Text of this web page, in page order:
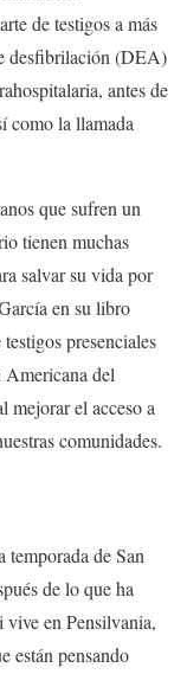
de testigos a más
desfibrilación (DEA)
antes de
como la llamada
que sufren un
tienen muchas
salvar su vida por
en su libro
presenciales
Americana del
mejorar el acceso a
comunidades.
temporada de San
de lo que ha
vive en Pensilvania,
están pensando